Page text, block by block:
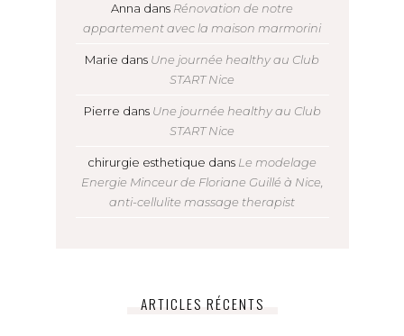
Anna dans Rénovation de notre
appartement avec la maison marmorini
Marie dans Une journée healthy au Club
START Nice
Pierre dans Une journée healthy au Club
START Nice
chirurgie esthetique dans Le modelage
Energie Minceur de Floriane Guillé à Nice,
anti-cellulite massage therapist
ARTICLES RÉCENTS